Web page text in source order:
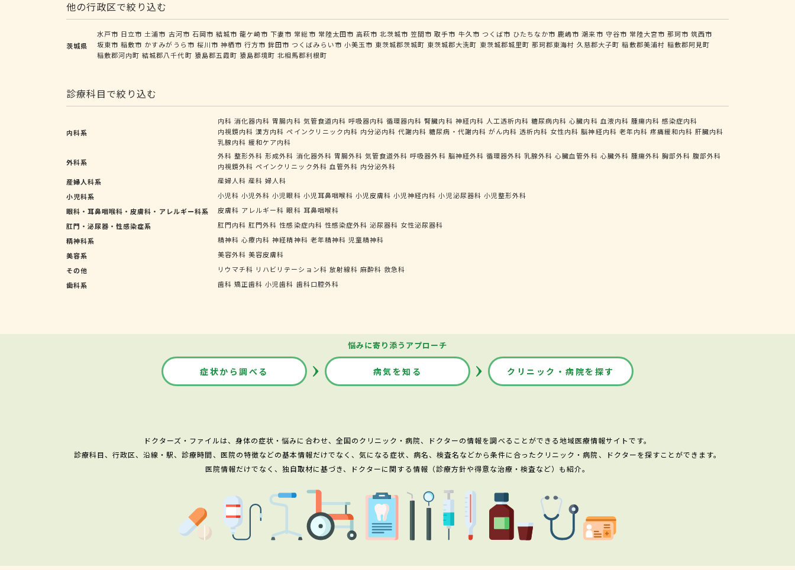
他の行政区で絞り込む
茨城県
水戸市 日立市 土浦市 古河市 石岡市 結城市 龍ケ崎市 下妻市 常総市 常陸太田市 高萩市 北茨城市 笠間市 取手市 牛久市 つくば市 ひたちなか市 鹿嶋市 潮来市 守谷市 常陸大宮市 那珂市 筑西市
坂東市 稲敷市 かすみがうら市 桜川市 神栖市 行方市 鉾田市 つくばみらい市 小美玉市 東茨城郡茨城町 東茨城郡大洗町 東茨城郡城里町 那珂郡東海村 久慈郡大子町 稲敷郡美浦村 稲敷郡阿見町
稲敷郡河内町 結城郡八千代町 猿島郡五霞町 猿島郡境町 北相馬郡利根町
診療科目で絞り込む
内科系
内科 消化器内科 胃腸内科 気管食道内科 呼吸器内科 循環器内科 腎臓内科 神経内科 人工透析内科 糖尿病内科 心臓内科 血液内科 腫瘍内科 感染症内科
内視鏡内科 漢方内科 ペインクリニック内科 内分泌内科 代謝内科 糖尿病・代謝内科 がん内科 透析内科 女性内科 脳神経内科 老年内科 疼痛緩和内科 肝臓内科
乳腺内科 緩和ケア内科
外科系
外科 整形外科 形成外科 消化器外科 胃腸外科 気管食道外科 呼吸器外科 脳神経外科 循環器外科 乳腺外科 心臓血管外科 心臓外科 腫瘍外科 胸部外科 腹部外科
内視鏡外科 ペインクリニック外科 血管外科 内分泌外科
産婦人科系
産婦人科 産科 婦人科
小児科系
小児科 小児外科 小児眼科 小児耳鼻咽喉科 小児皮膚科 小児神経内科 小児泌尿器科 小児整形外科
眼科・耳鼻咽喉科・皮膚科・アレルギー科系
皮膚科 アレルギー科 眼科 耳鼻咽喉科
肛門・泌尿器・性感染症系
肛門内科 肛門外科 性感染症内科 性感染症外科 泌尿器科 女性泌尿器科
精神科系
精神科 心療内科 神経精神科 老年精神科 児童精神科
美容系
美容外科 美容皮膚科
その他
リウマチ科 リハビリテーション科 放射線科 麻酔科 救急科
歯科系
歯科 矯正歯科 小児歯科 歯科口腔外科
悩みに寄り添うアプローチ
症状から調べる 病気を知る クリニック・病院を探す
ドクターズ・ファイルは、身体の症状・悩みに合わせ、全国のクリニック・病院、ドクターの情報を調べることができる地域医療情報サイトです。
診療科目、行政区、沿線・駅、診療時間、医院の特徴などの基本情報だけでなく、気になる症状、病名、検査名などから条件に合ったクリニック・病院、ドクターを探すことができます。
医院情報だけでなく、独自取材に基づき、ドクターに関する情報（診療方針や得意な治療・検査など）も紹介。